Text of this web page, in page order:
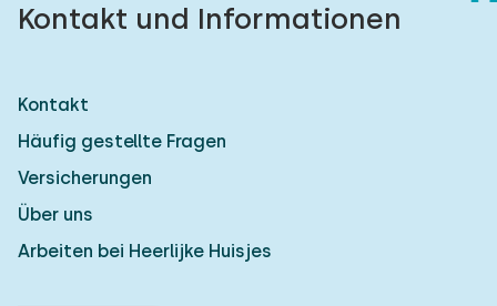
Kontakt und Informationen
Kontakt
Häufig gestellte Fragen
Versicherungen
Über uns
Arbeiten bei Heerlijke Huisjes